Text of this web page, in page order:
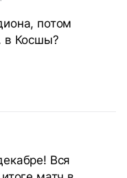
потом
в Косшы?
Вся